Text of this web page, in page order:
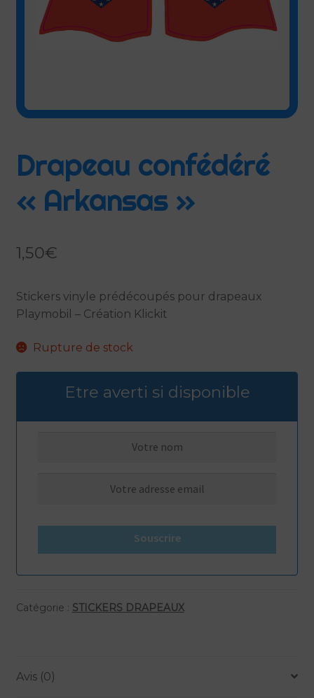
Mentions légales
Politique de cookies (UE)
Privacy policy
Drapeau confédéré
« Arkansas »
1,50€
Stickers vinyle prédécoupés pour drapeaux
Playmobil – Création Klickit
Rupture de stock
Etre averti si disponible
Souscrire
Catégorie : STICKERS DRAPEAUX
Avis (0)